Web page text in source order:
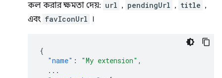
কল করার ক্ষমতা দেয়: url , pendingUrl , title ,
এবং favIconUrl ।
{
"name" : "My extension" ,
...